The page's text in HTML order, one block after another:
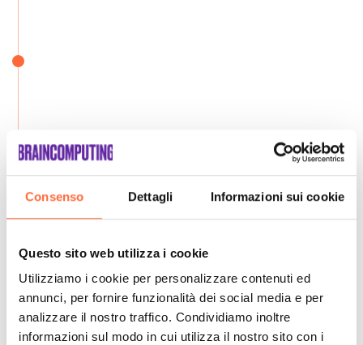
Consenso Dettagli Informazioni sui cookie
Questo sito web utilizza i cookie
Utilizziamo i cookie per personalizzare contenuti ed
annunci, per fornire funzionalità dei social media e per
analizzare il nostro traffico. Condividiamo inoltre
informazioni sul modo in cui utilizza il nostro sito con i